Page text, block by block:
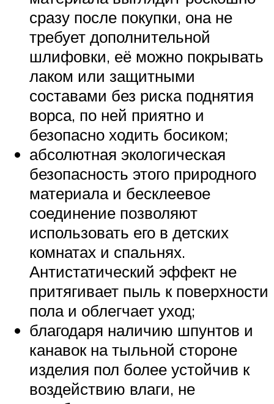
сразу после покупки, она не
требует дополнительной
шлифовки, её можно покрывать
лаком или защитными
составами без риска поднятия
ворса, по ней приятно и
безопасно ходить босиком;
абсолютная экологическая
безопасность этого природного
материала и бесклеевое
соединение позволяют
использовать его в детских
комнатах и спальнях.
Антистатический эффект не
притягивает пыль к поверхности
пола и облегчает уход;
благодаря наличию шпунтов и
канавок на тыльной стороне
изделия пол более устойчив к
воздействию влаги, не